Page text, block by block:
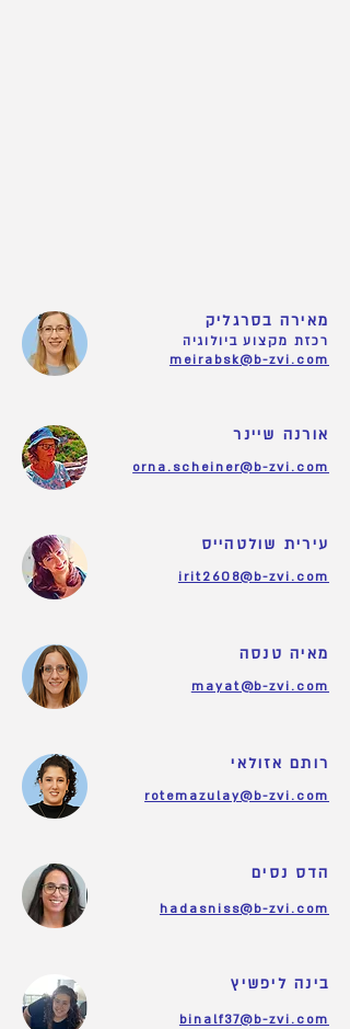
מאירה בסרגליק
רכזת מקצוע ביולוגיה
meirabsk@b-zvi.com
אורנה שיינר
orna.scheiner@b-zvi.com
עירית שולטהייס
irit2608@b-zvi.com
מאיה טנסה
mayat@b-zvi.com
רותם אזולאי
rotemazulay@b-zvi.com
הדס נסים
hadasniss@b-zvi.com
בינה ליפשיץ
binalf37@b-zvi.com